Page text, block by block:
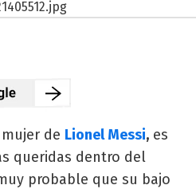
de Lionel Messi, es
queridas dentro del
probable que su bajo